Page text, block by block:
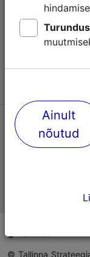
Võta meiega
TripAdvisori®
© Tallinna
Ainult
nõutud